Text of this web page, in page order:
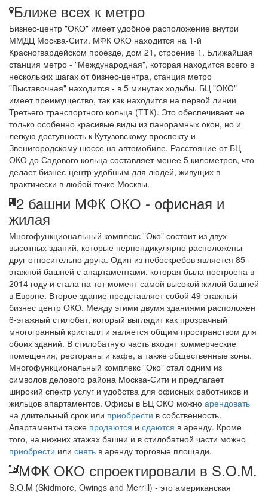
Ближе всех к метро
Бизнес-центр "ОКО" имеет удобное расположение внутри
ММДЦ Москва-Сити. МФК ОКО находится на 1-й
Красногвардейском проезде, дом 21, строение 1. Ближайшая
станция метро - "Международная", которая находится всего в
нескольких шагах от бизнес-центра, станция метро
"Выставочная" находится - в 5 минутах ходьбы. БЦ "ОКО"
имеет преимущество, так как находится на первой линии
Третьего транспортного кольца (ТТК). Это обеспечивает не
только особенно красивые виды из панорамных окон, но и
легкую доступность к Кутузовскому проспекту и
Звенигородскому шоссе на автомобиле. Расстояние от БЦ
ОКО до Садового кольца составляет менее 5 километров, что
делает бизнес-центр удобным для людей, живущих в
практически в любой точке Москвы.
2 башни МФК ОКО - офисная и
жилая
Многофункциональный комплекс "Око" состоит из двух
высотных зданий, которые перпендикулярно расположены
друг относительно друга. Один из небоскребов является 85-
этажной башней с апартаментами, которая была построена в
2014 году и стала на тот момент самой высокой жилой башней
в Европе. Второе здание представляет собой 49-этажный
бизнес центр ОКО. Между этими двумя зданиями расположен
6-этажный стилобат, который выглядит как прозрачный
многогранный кристалл и является общим пространством для
обоих зданий. В стилобатную часть входят коммерческие
помещения, рестораны и кафе, а также общественные зоны.
Многофункциональный комплекс "Око" стал одним из
символов делового района Москва-Сити и предлагает
широкий спектр услуг и удобства для офисных работников и
жильцов апартаментов. Офисы в БЦ ОКО можно арендовать
на длительный срок или приобрести в собственность.
Апартаменты также продаются и сдаются в аренду. Кроме
того, на нижних этажах башни и в стилобатной части можно
приобрести или снять в аренду торговые площади.
МФК ОКО спроектировали в S.O.M.
S.O.M (Skidmore, Owings and Merrill) - это американская